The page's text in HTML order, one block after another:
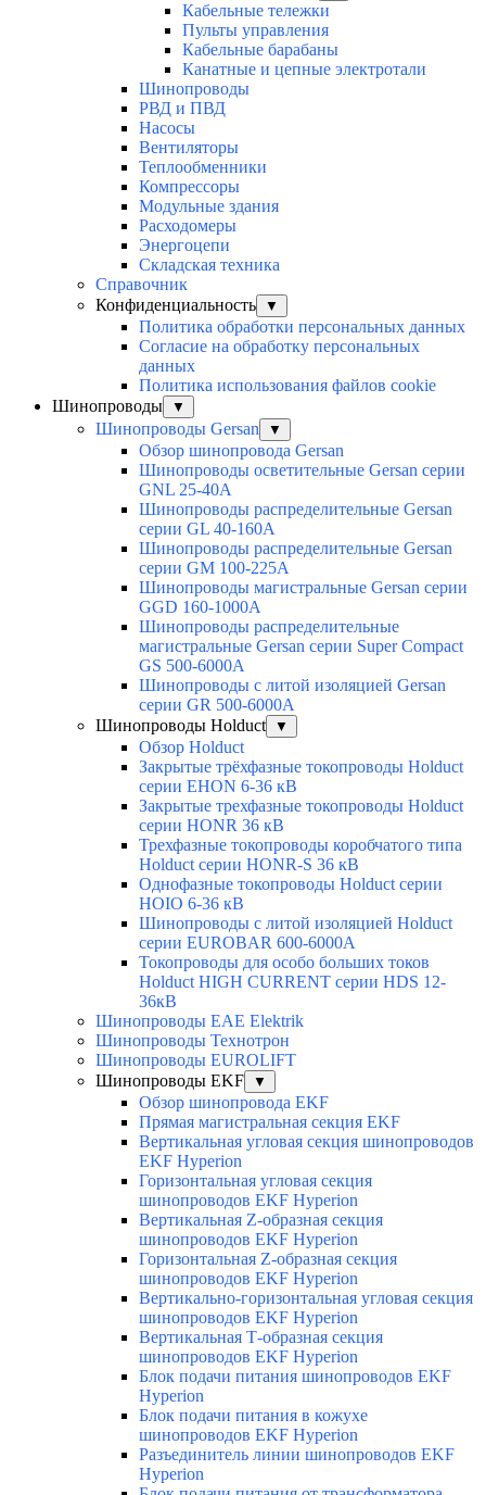
Кабельные тележки
Пульты управления
Кабельные барабаны
Канатные и цепные электротали
Шинопроводы
РВД и ПВД
Насосы
Вентиляторы
Теплообменники
Компрессоры
Модульные здания
Расходомеры
Энергоцепи
Складская техника
Справочник
Конфиденциальность
▼
Политика обработки персональных данных
Согласие на обработку персональных
данных
Политика использования файлов cookie
Шинопроводы
▼
Шинопроводы Gersan ▼
Обзор шинопровода Gersan
Шинопроводы осветительные Gersan серии
GNL 25-40А
Шинопроводы распределительные Gersan
серии GL 40-160А
Шинопроводы распределительные Gersan
серии GМ 100-225А
Шинопроводы магистральные Gersan серии
GGD 160-1000А
Шинопроводы распределительные
магистральные Gersan серии Super Сompact
GS 500-6000А
Шинопроводы с литой изоляцией Gersan
серии GR 500-6000А
Шинопроводы Holduct
▼
Обзор Holduct
Закрытые трёхфазные токопроводы Holduct
серии EHON 6-36 кВ
Закрытые трехфазные токопроводы Holduct
серии HONR 36 кВ
Трехфазные токопроводы коробчатого типа
Holduct серии HONR-S 36 кВ
Однофазные токопроводы Holduct серии
HOIO 6-36 кВ
Шинопроводы с литой изоляцией Holduct
серии EUROBAR 600-6000А
Токопроводы для особо больших токов
Holduct HIGH CURRENT серии HDS 12-
36кВ
Шинопроводы EAE Elektrik
Шинопроводы Технотрон
Шинопроводы EUROLIFT
Шинопроводы EKF
▼
Обзор шинопровода EKF
Прямая магистральная секция EKF
Вертикальная угловая секция шинопроводов
EKF Hyperion
Горизонтальная угловая секция
шинопроводов EKF Hyperion
Вертикальная Z-образная секция
шинопроводов EKF Hyperion
Горизонтальная Z-образная секция
шинопроводов EKF Hyperion
Вертикально-горизонтальная угловая секция
шинопроводов EKF Hyperion
Вертикальная Т-образная секция
шинопроводов EKF Hyperion
Блок подачи питания шинопроводов EKF
Hyperion
Блок подачи питания в кожухе
шинопроводов EKF Hyperion
Разъединитель линии шинопроводов EKF
Hyperion